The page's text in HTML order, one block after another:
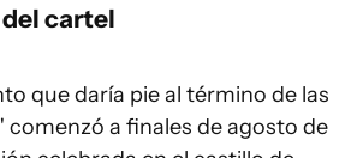
cartel
que daría pie al término de las
comenzó a finales de agosto de